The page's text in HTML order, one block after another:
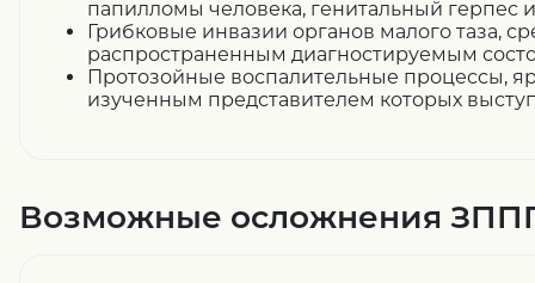
папилломы человека, генитальный герпес
Грибковые инвазии органов малого таза,
распространенным диагностируемым
Протозойные воспалительные процессы,
изученным представителем которых
Возможные осложнения